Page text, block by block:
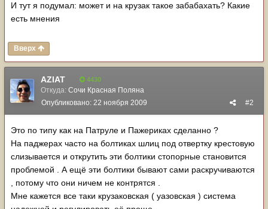
И тут я подумал: может и на крузак такое забабахать? Какие
есть мнения
Вверх
AZIAT 4430
Откуда: Сочи Красная Поляна
#2
Опубликовано: 22 ноября 2009
Это по типу как на Патруле и Пажериках сделанно ?
На паджерах часто на болтиках шлиц под отвертку крестовую
слизывается и открутить эти болтики стопорные становится
проблемой . А ещё эти болтики бывают сами раскручиваются
, потому что они ничем не контрятся .
Мне кажется все таки крузаковская ( уазовская ) система